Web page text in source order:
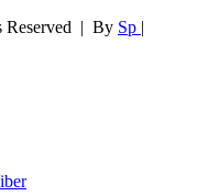
Reserved | By Sp |